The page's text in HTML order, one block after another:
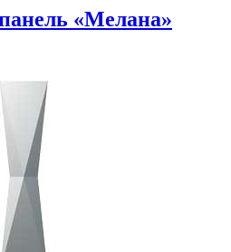
«Мелана»